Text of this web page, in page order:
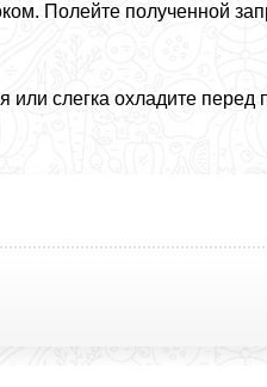
Полейте полученной
или слегка охладите